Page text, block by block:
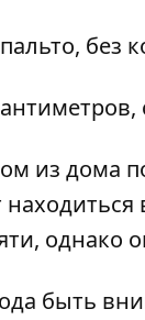
без
из дома по
однако
быть